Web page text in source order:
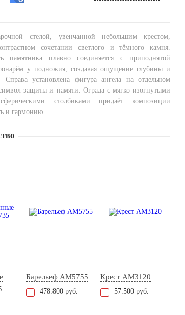
стелой, увенчанной небольшим крестом,
сочетании светлого и тёмного камня.
памятника плавно соединяется с приподнятой
у подножия, создавая ощущение глубины и
Справа установлена фигура ангела на отдельном
защиты и памяти. Ограда с мягко изогнутыми
столбиками придаёт композиции
и гармонию.
Барельеф AM5755
478.800 руб.
Крест AM3120
57.500 руб.